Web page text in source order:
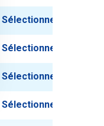
Sélectionner
Sélectionner
Sélectionner
Sélectionner